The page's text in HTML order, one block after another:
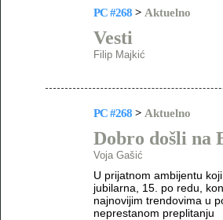
PC #268 > Aktuelno
Vesti
Filip Majkić
PC #268 > Aktuelno
Dobro došli na
Voja Gašić
U prijatnom ambijentu
jubilarna, 15. po redu,
najnovijim trendovima u
neprestanom preplitanju